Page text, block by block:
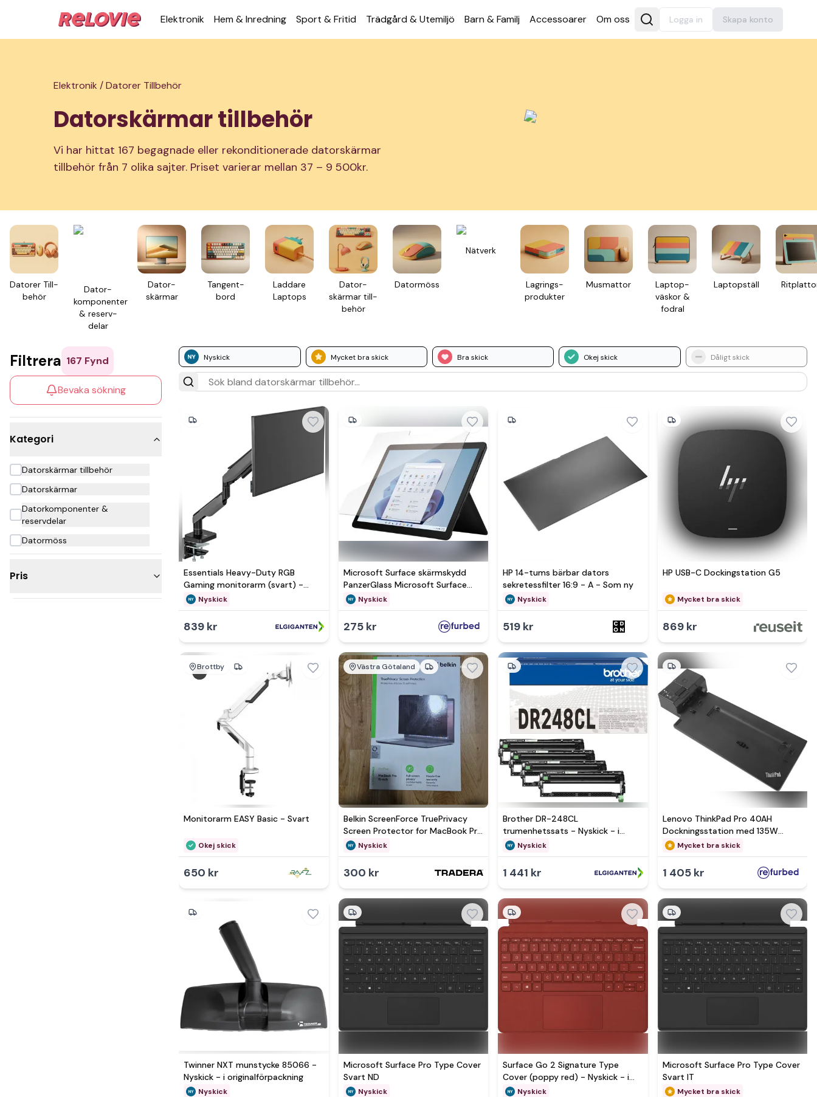
Elek­tronik Hem & Inred­ning Sport & Fritid Trädgård & Utemiljö Barn & Familj Acces­soarer Om oss Logga in Skapa konto
Elektronik /Datorer Tillbehör
Datorskärmar tillbehör
Vi har hittat 167 begagnade eller rekonditionerade datorskärmar
tillbehör från 7 olika sajter. Priset varierar mellan 37 – 9 500kr.
Datorer Till­
behör
Dator­
komponenter
& reserv­
delar
Dator­
skärmar
Tangent­
bord
Laddare
Laptops
Dator­
skärmar till­
behör
Dator­möss
Nätverk
Lagrings­
produkter
Mus­mattor
Laptop­
väskor &
fodral
Laptop­ställ
Nyskick Mycket bra skick Bra skick Okej skick Dåligt skick
Filtrera 167 Fynd
Bevaka sökning
Kategori
Datorskärmar tillbehör
Datorskärmar
Datorkomponenter &
reservdelar
Datormöss
Pris
Essentials Heavy-Duty RGB
Gaming monitorarm (svart) -
Nyskick - i originalförpackning
Nyskick
839 kr
Microsoft Surface skärmskydd
PanzerGlass Microsoft Surface
Go/Go 2/Go 3/Go 4 Clear Glass
Nyskick
275 kr
HP 14-tums bärbar dators
sekretessfilter 16:9 - A - Som ny
Nyskick
519 kr
HP USB-C Dockingstation G5
Mycket bra skick
869 kr
Se mer hos
Brottby
Monitorarm EASY Basic - Svart
Okej skick
650 kr
Se mer hos
Västra Götaland
Belkin ScreenForce TruePrivacy
Screen Protector for MacBook Pro
15 incNyskick
300 kr
Brother DR-248CL
trumenhetssats - Nyskick - i
originalförpackning
Nyskick
1 441 kr
Lenovo ThinkPad Pro 40AH
Dockningsstation med 135W
nätaggregat, utan nyckel
Mycket bra skick
1 405 kr
Twinner NXT munstycke 85066 -
Nyskick - i originalförpackning
Nyskick
Microsoft Surface Pro Type Cover
Svart ND
Nyskick
Surface Go 2 Signature Type
Cover (poppy red) - Nyskick - i
originalförpackning
Nyskick
Microsoft Surface Pro Type Cover
Svart IT
Mycket bra skick